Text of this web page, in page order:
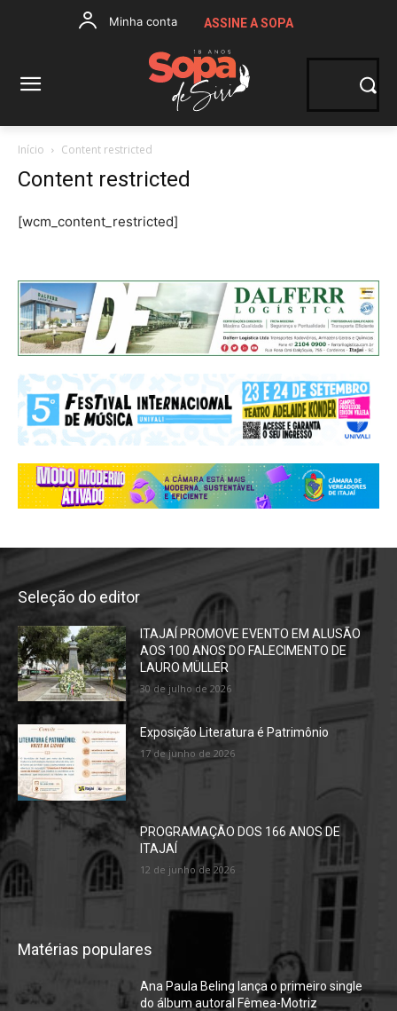
Minha conta ASSINE A SOPA
Início Content restricted
Content restricted
[wcm_content_restricted]
Seleção do editor
ITAJAÍ PROMOVE EVENTO EM ALUSÃO
AOS 100 ANOS DO FALECIMENTO DE
LAURO MÜLLER
30 de julho de 2026
Exposição Literatura é Patrimônio
17 de junho de 2026
PROGRAMAÇÃO DOS 166 ANOS DE
ITAJAÍ
12 de junho de 2026
Matérias populares
Ana Paula Beling lança o primeiro single
do álbum autoral Fêmea-Motriz